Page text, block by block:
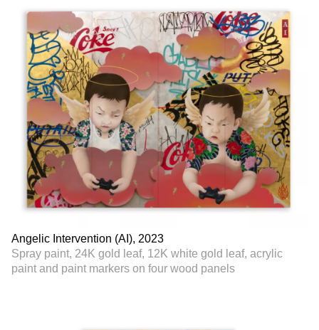
Angelic Intervention (AI), 2023
Spray paint, 24K gold leaf, 12K white gold leaf, acrylic
paint and paint markers on four wood panels